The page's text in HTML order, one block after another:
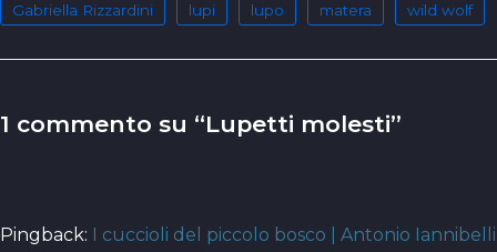
Gabriella Rizzardini lupi lupo matera wild wolf
1 commento su “Lupetti molesti”
Pingback: I cuccioli del piccolo bosco | Antonio Iannibelli